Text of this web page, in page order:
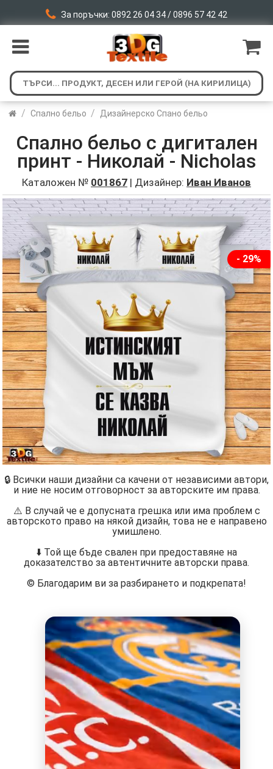
За поръчки: 0892 26 04 34 / 0896 57 42 42
/ Спално бельо / Дизайнерско Спано бельо
Спално бельо с дигитален
принт - Николай - Nicholas
Каталожен № 001867 | Дизайнер: Иван Иванов
- 29%
🔒 Всички наши дизайни са качени от независими автори,
и ние не носим отговорност за авторските им права.
⚠️ В случай че е допусната грешка или има проблем с
авторското право на някой дизайн, това не е направено
умишлено.
⬇️ Той ще бъде свален при предоставяне на
доказателство за автентичните авторски права.
©️ Благодарим ви за разбирането и подкрепата!